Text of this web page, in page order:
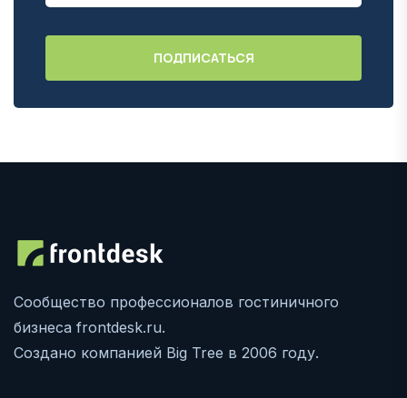
Сообщество профессионалов гостиничного
бизнеса frontdesk.ru.
Создано компанией Big Tree в 2006 году.